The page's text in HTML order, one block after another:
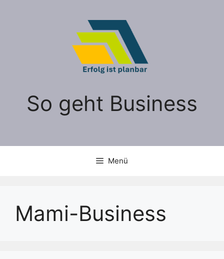
So geht Business
Menü
Mami-Business